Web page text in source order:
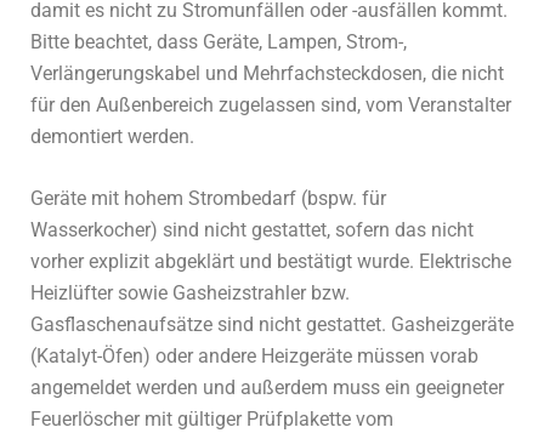
damit es nicht zu Stromunfällen oder -ausfällen kommt.
Bitte beachtet, dass Geräte, Lampen, Strom-,
Verlängerungskabel und Mehrfachsteckdosen, die nicht
für den Außenbereich zugelassen sind, vom Veranstalter
demontiert werden.
Geräte mit hohem Strombedarf (bspw. für
Wasserkocher) sind nicht gestattet, sofern das nicht
vorher explizit abgeklärt und bestätigt wurde. Elektrische
Heizlüfter sowie Gasheizstrahler bzw.
Gasflaschenaufsätze sind nicht gestattet. Gasheizgeräte
(Katalyt-Öfen) oder andere Heizgeräte müssen vorab
angemeldet werden und außerdem muss ein geeigneter
Feuerlöscher mit gültiger Prüfplakette vom